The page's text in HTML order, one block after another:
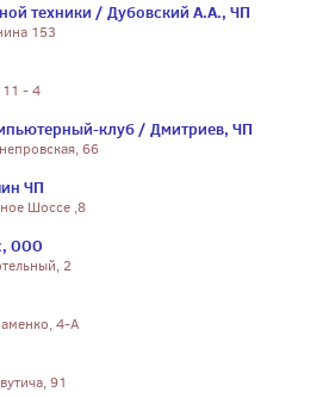
техники / Дубовский А.А., ЧП
153
- 4
клуб / Дмитриев, ЧП
66
ЧП
Шоссе ,8
ООО
2
4-А
91